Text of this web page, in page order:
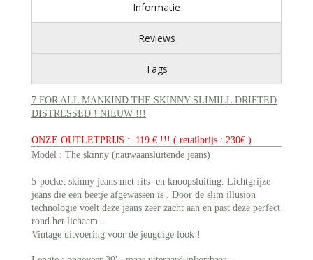
Informatie
Reviews
Tags
7 FOR ALL MANKIND THE SKINNY SLIMILL DRIFTED
DISTRESSED ! NIEUW !!!
ONZE OUTLETPRIJS : 119 € !!! ( retailprijs : 230€ )
Model : The skinny (nauwaansluitende jeans)
5-pocket skinny jeans met rits- en knoopsluiting. Lichtgrijze
jeans die een beetje afgewassen is . Door de slim illusion
technologie voelt deze jeans zeer zacht aan en past deze perfect
rond het lichaam .
Vintage uitvoering voor de jeugdige look !